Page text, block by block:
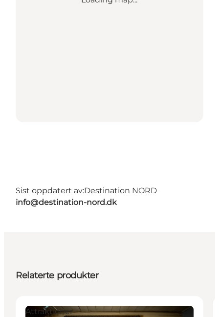
Sist oppdatert av:Destination NORD
info@destination-nord.dk
Relaterte produkter
Attraktioner